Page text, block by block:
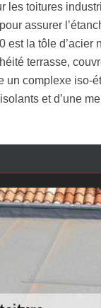
les toitures
assurer
est la tôle d’acier
terrasse,
un complexe iso-
et d’une